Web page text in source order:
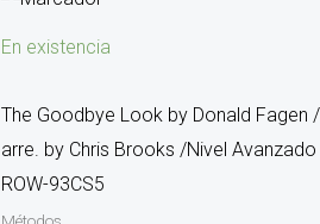
En existencia
The Goodbye Look by Donald Fagen /
arre. by Chris Brooks /Nivel Avanzado
ROW-93CS5